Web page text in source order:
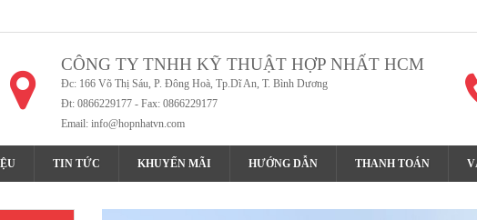
CÔNG TY TNHH KỸ THUẬT HỢP NHẤT HCM
Đc: 166 Võ Thị Sáu, P. Đông Hoà, Tp.Dĩ An, T. Bình Dương
Đt: 0866229177 - Fax: 0866229177
Email: info@hopnhatvn.com
TIN TỨC KHUYẾN MÃI HƯỚNG DẪN THANH TOÁN